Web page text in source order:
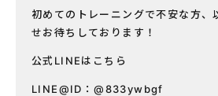
初めてのトレーニングで不安な方、
せお待ちしております！
公式LINEはこちら
LINE@ID：@833ywbgf